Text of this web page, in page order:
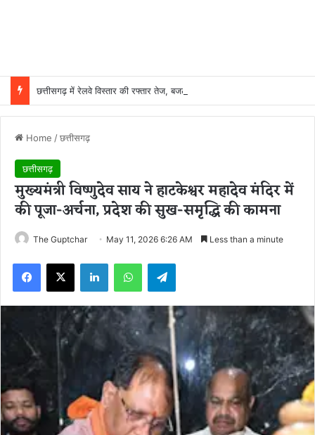
Home /छत्तीसगढ़
छत्तीसगढ़
मुख्यमंत्री विष्णुदेव साय ने हाटकेश्वर महादेव मंदिर में
की पूजा-अर्चना, प्रदेश की सुख-समृद्धि की कामना
The Guptchar May 11, 2026 6:26 AM Less than a minute